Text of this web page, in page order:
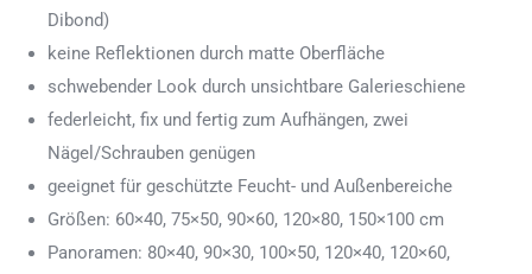
Dibond)
keine Reflektionen durch matte Oberfläche
schwebender Look durch unsichtbare Galerieschiene
federleicht, fix und fertig zum Aufhängen, zwei
Nägel/Schrauben genügen
geeignet für geschützte Feucht- und Außenbereiche
Größen: 60×40, 75×50, 90×60, 120×80, 150×100 cm
Panoramen: 80×40, 90×30, 100×50, 120×40, 120×60,